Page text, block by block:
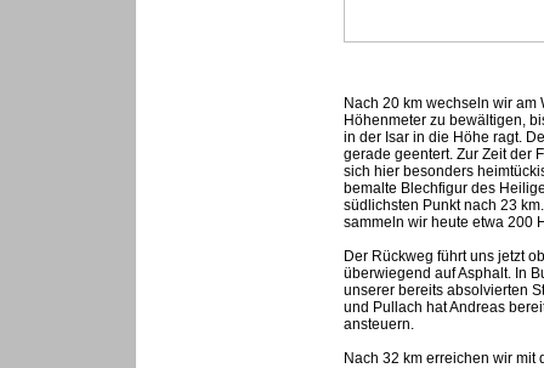
Nach 20 km wechseln wir
Höhenmeter zu bewältigen,
in der Isar in die Höhe ragt.
gerade geentert. Zur Zeit der
sich hier besonders
bemalte Blechfigur des
südlichsten Punkt nach 23
sammeln wir heute etwa 200
Der Rückweg führt uns jetzt
überwiegend auf Asphalt. In
unserer bereits absolvierten
und Pullach hat Andreas
ansteuern.
Nach 32 km erreichen wir